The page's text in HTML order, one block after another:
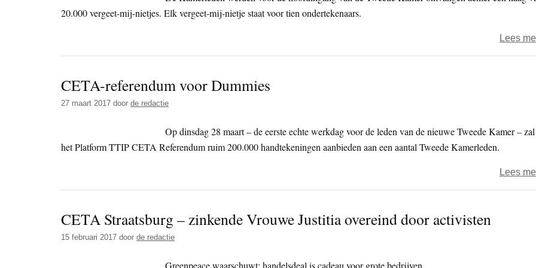
20.000 vergeet-mij-nietjes. Elk vergeet-mij-nietje staat voor tien ondertekenaars.
Lees
CETA-referendum voor Dummies
27 maart 2017 door de redactie
Op dinsdag 28 maart – de eerste echte werkdag voor de leden van de nieuwe Tweede Kamer – zal
het Platform TTIP CETA Referendum ruim 200.000 handtekeningen aanbieden aan een aantal Tweede Kamerleden.
Lees
CETA Straatsburg – zinkende Vrouwe Justitia overeind door activisten
15 februari 2017 door de redactie
Greenpeace waarschuwt: handelsdeal is cadeau voor grote bedrijven.